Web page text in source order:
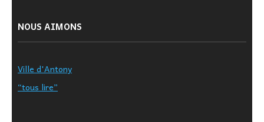
NOUS AIMONS
Ville d'Antony
“tous lire”